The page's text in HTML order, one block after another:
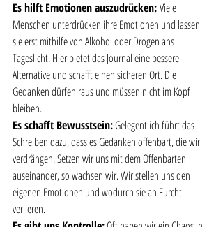
Es hilft Emotionen auszudrücken: Viele
Menschen unterdrücken ihre Emotionen und lassen
sie erst mithilfe von Alkohol oder Drogen ans
Tageslicht. Hier bietet das Journal eine bessere
Alternative und schafft einen sicheren Ort. Die
Gedanken dürfen raus und müssen nicht im Kopf
bleiben.
Es schafft Bewusstsein: Gelegentlich führt das
Schreiben dazu, dass es Gedanken offenbart, die wir
verdrängen. Setzen wir uns mit dem Offenbarten
auseinander, so wachsen wir. Wir stellen uns den
eigenen Emotionen und wodurch sie an Furcht
verlieren.